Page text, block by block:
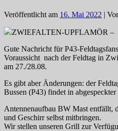
Veröffentlicht am 16. Mai 2022 |
ZWIEFALTEN-UPFLAMÖR –
Gute Nachricht für P43-
Voraussicht nach der Feldtag in
am 27./28.08.
Es gibt aber Änderungen: der
Bussen (P43) findet in abgespeckter
Antennenaufbau BW Mast entfällt,
und Geschirr selbst mitbringen.
Wir stellen unseren Grill zur